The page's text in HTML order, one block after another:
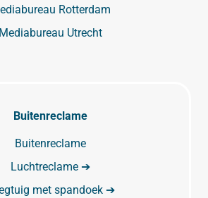
Rotterdam
Mediabureau Utrecht
Buitenreclame
Buitenreclame
Luchtreclame ➔
met spandoek ➔